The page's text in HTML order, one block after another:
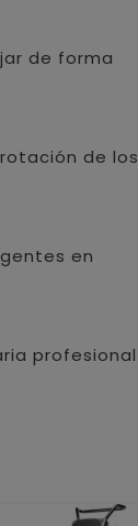
de forma
de los
en
profesional